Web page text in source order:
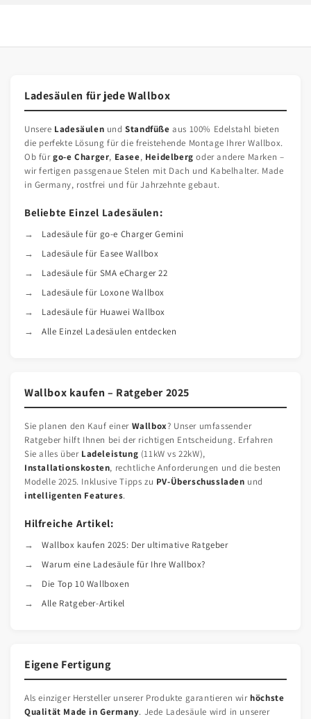
Ladesäulen für jede Wallbox
Unsere Ladesäulen undStandfüße aus 100% Edelstahl bieten
die perfekte Lösung für die freistehende Montage Ihrer Wallbox.
Ob fürgo-e Charger, Easee, Heidelberg oder andere Marken –
wir fertigen passgenaue Stelen mit Dach und Kabelhalter. Made
in Germany, rostfrei und für Jahrzehnte gebaut.
Beliebte Einzel Ladesäulen:
Ladesäule für go-e Charger Gemini
Ladesäule für Easee Wallbox
Ladesäule für SMA eCharger 22
Ladesäule für Loxone Wallbox
Ladesäule für Huawei Wallbox
Alle Einzel Ladesäulen entdecken
Wallbox kaufen – Ratgeber 2025
Sie planen den Kauf einer Wallbox? Unser umfassender
Ratgeber hilft Ihnen bei der richtigen Entscheidung. Erfahren
Sie alles über Ladeleistung (11kW vs 22kW),
Installationskosten, rechtliche Anforderungen und die besten
Modelle 2025. Inklusive Tipps zu PV-Überschussladen und
intelligenten Features.
Hilfreiche Artikel:
Wallbox kaufen 2025: Der ultimative Ratgeber
Warum eine Ladesäule für Ihre Wallbox?
Die Top 10 Wallboxen
Alle Ratgeber-Artikel
Eigene Fertigung
Als einziger Hersteller unserer Produkte garantieren wirhöchste
Qualität Made in Germany. Jede Ladesäule wird in unserer